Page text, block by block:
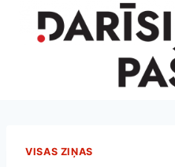
VISAS ZIŅAS